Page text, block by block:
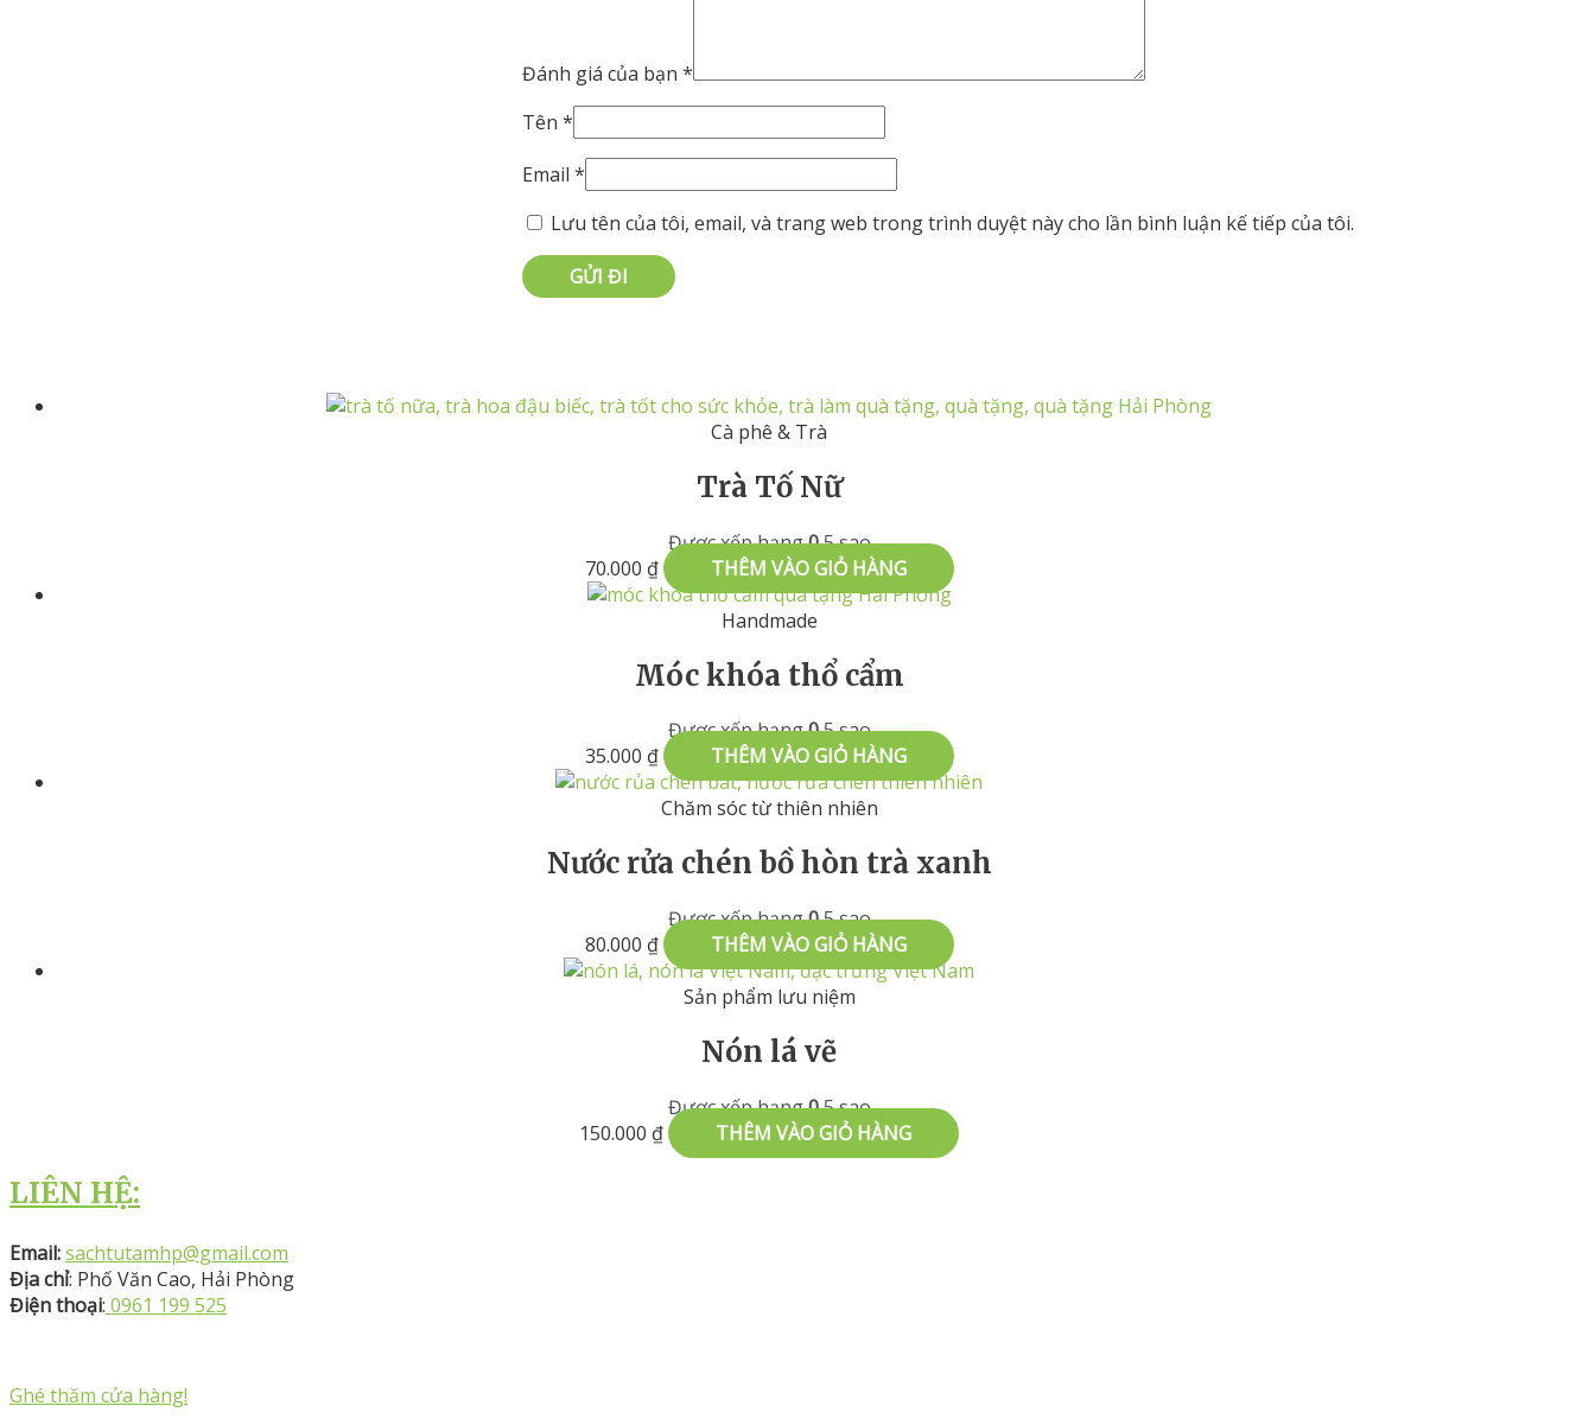
Đánh giá của bạn*
Tên*
Email*
Lưu tên của tôi, email, và trang web trong trình duyệt này cho lần bình luận kế tiếp của tôi.
Cà phê & Trà
Trà Tố Nữ
Được xếp hạng05 sao
70.000 ₫
THÊM VÀO GIỎ HÀNG
Handmade
Móc khóa thổ cẩm
Được xếp hạng05 sao
35.000 ₫
THÊM VÀO GIỎ HÀNG
Chăm sóc từ thiên nhiên
Nước rửa chén bồ hòn trà xanh
Được xếp hạng05 sao
80.000 ₫
THÊM VÀO GIỎ HÀNG
Sản phẩm lưu niệm
Nón lá vẽ
Được xếp hạng05 sao
150.000 ₫ THÊM VÀO GIỎ HÀNG
LIÊN HỆ:
Email:sachtutamhp@gmail.com
Địa chỉ: Phố Văn Cao, Hải Phòng
Điện thoại: 0961 199 525
Ghé thăm cửa hàng!